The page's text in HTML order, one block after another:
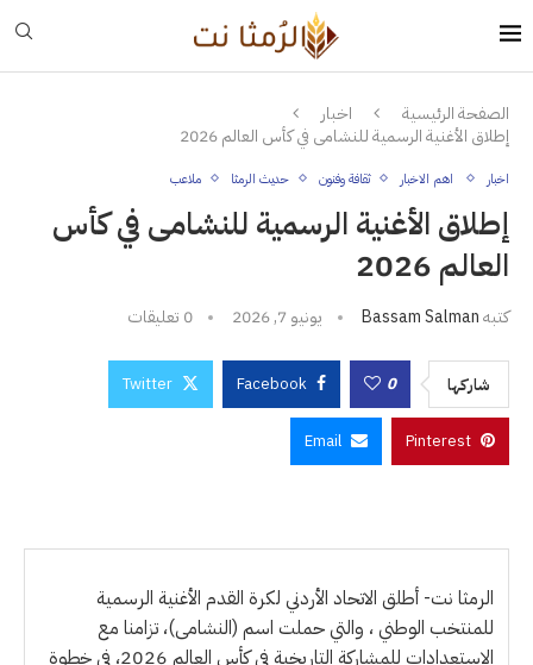
الصفحة الرئيسية
اخبار
إطلاق الأغنية الرسمية للنشامى في كأس العالم 2026
اخبار اهم الاخبار ثقافة وفنون حديث الرمثا ملاعب
إطلاق الأغنية الرسمية للنشامى في كأس
العالم 2026
كتبهBassam Salman يونيو 7, 2026 0 تعليقات
شاركها 0
Facebook
Twitter
Pinterest
Email
الرمثا نت- أطلق الاتحاد الأردني لكرة القدم الأغنية الرسمية
للمنتخب الوطني ، والتي حملت اسم (النشامى)، تزامنا مع
الاستعدادات للمشاركة التاريخية في كأس العالم 2026، في خطوة